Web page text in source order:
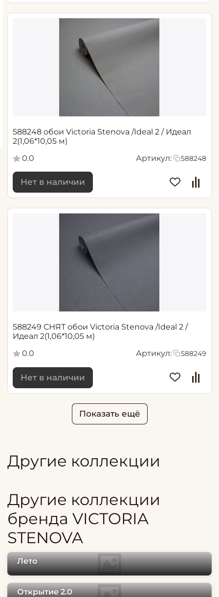
588248 обои Victoria Stenova /Ideal 2 / Идеал
2(1,06*10,05 м)
0.0
Артикул: 588248
Нет в наличии
588249 СНЯТ обои Victoria Stenova /Ideal 2 /
Идеал 2(1,06*10,05 м)
0.0
Артикул: 588249
Нет в наличии
Показать ещё
Другие коллекции
Другие коллекции
бренда VICTORIA
STENOVA
Лето
Открытие 2.0